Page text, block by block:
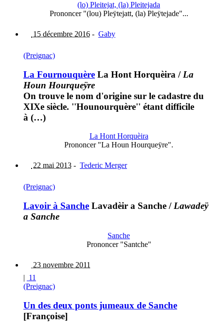
(lo) Pleitejat, (la) Pleitejada
Prononcer "(lou) Pleÿtejatt, (la) Pleÿtejade"...
15 décembre 2016 - Gaby
(Preignac)
La Fournouquère La Hont Horquèira / La
Houn Hourqueÿre
On trouve le nom d'origine sur le cadastre du
XIXe siècle. ''Hounourquère'' étant difficile
à (…)
La Hont Horquèira
Prononcer "La Houn Hourqueÿre".
22 mai 2013 - Tederic Merger
(Preignac)
Lavoir à Sanche Lavadèir a Sanche / Lawadeÿ
a Sanche
Sanche
Prononcer "Santche"
23 novembre 2011
| 11
(Preignac)
Un des deux ponts jumeaux de Sanche
[Françoise]